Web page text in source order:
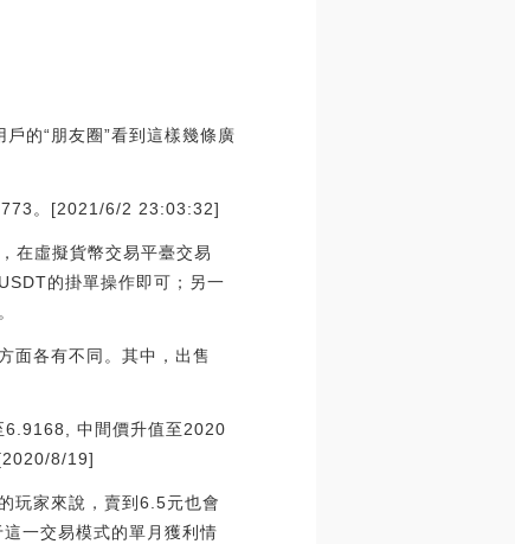
的“朋友圈”看到這樣幾條廣
。[2021/6/2 23:03:32]
在虛擬貨幣交易平臺交易
的掛單操作即可；另一
面各有不同。其中，出售
6.9168, 中間價升值至2020
8/19]
玩家來說，賣到6.5元也會
一交易模式的單月獲利情